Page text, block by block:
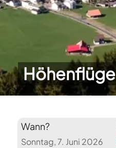
Höhenflüge
Wann?
Sonntag, 7. Juni 2026